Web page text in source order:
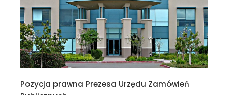
Pozycja prawna Prezesa Urzędu Zamówień